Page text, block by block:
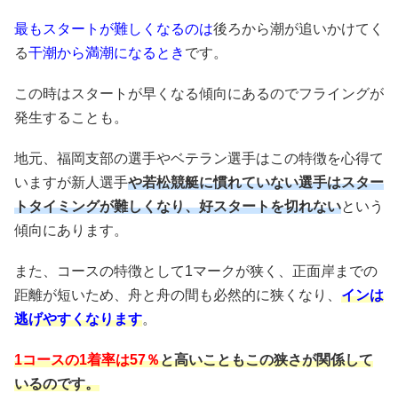
最もスタートが難しくなるのは後ろから潮が追いかけてく
る干潮から満潮になるとき です。
この時はスタートが早くなる傾向にあるのでフライングが
発生することも。
地元、福岡支部の選手やベテラン選手はこの特徴を心得て
いますが新人選手や若松競艇に慣れていない選手はスター
トタイミングが難しくなり、好スタートを切れないという
傾向にあります。
また、コースの特徴として1マークが狭く、正面岸までの
距離が短いため、舟と舟の間も必然的に狭くなり、 インは
逃げやすくなります。
1コースの1着率は57％と高いこともこの狭さが関係して
いるのです。